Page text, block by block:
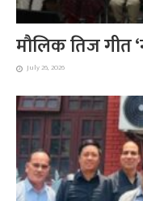
मौलिक तिज गीत
July 26, 2026